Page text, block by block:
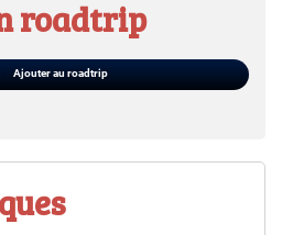
roadtrip
Ajouter au roadtrip